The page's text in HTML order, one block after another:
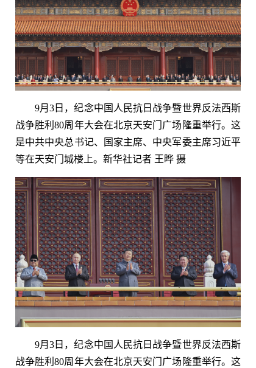
9月3日，纪念中国人民抗日战争暨世界反法西斯
战争胜利80周年大会在北京天安门广场隆重举行。这
是中共中央总书记、国家主席、中央军委主席习近平
等在天安门城楼上。新华社记者 王晔 摄
9月3日，纪念中国人民抗日战争暨世界反法西斯
战争胜利80周年大会在北京天安门广场隆重举行。这